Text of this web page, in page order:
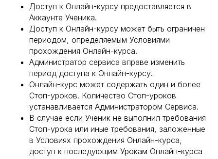
Доступ к Онлайн-курсу предоставляется в
Аккаунте Ученика.
Доступ к Онлайн-курсу может быть ограничен
периодом, определяемым Условиями
прохождения Онлайн-курса.
Администратор сервиса вправе изменить
период доступа к Онлайн-курсу.
Онлайн-курс может содержать один и более
Стоп-уроков. Количество Стоп-уроков
устанавливается Администратором Сервиса.
В случае если Ученик не выполнил требования
Стоп-урока или иные требования, заложенные
в Условиях прохождения Онлайн-курса,
доступ к последующим Урокам Онлайн-курса